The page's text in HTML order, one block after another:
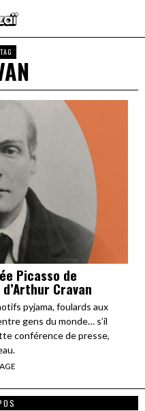
Picasso de
Cravan
pyjama, foulards aux
gens du monde… s’il
conférence de presse,